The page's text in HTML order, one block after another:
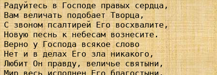
Радуйтесь в Господе правых сердца,
Вам величать подобает Творца,
С звоном псалтирей Его восхвалите,
Новую песнь к небесам вознесите.
Верно у Господа всякое слово
Нет и в делах Его зла никакого,
Любит Он правду, величье святыни,